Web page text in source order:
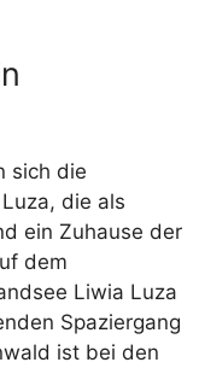
sich die
die als
ein Zuhause der
dem
Liwia Luza
Spaziergang
ist bei den